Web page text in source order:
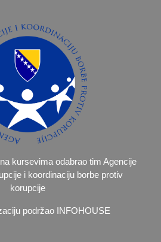
kursevima odabrao tim Agencije
i koordinaciju borbe protiv
korupcije
podržao INFOHOUSE